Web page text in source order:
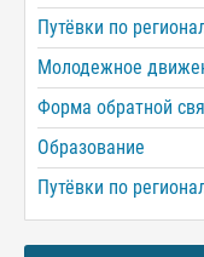
Путёвки по
Молодежное
Форма обратной
Образование
Путёвки по